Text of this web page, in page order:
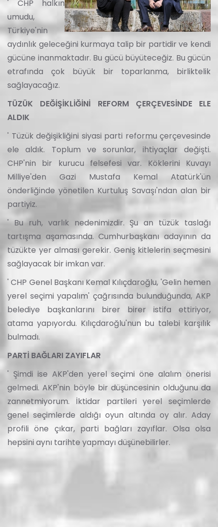
' CHP halkın
umudu,
Türkiye'nin
aydınlık geleceğini kurmaya talip bir partidir ve kendi
gücüne inanmaktadır. Bu gücü büyüteceğiz. Bu gücün
etrafında çok büyük bir toparlanma, birliktelik
sağlayacağız.
TÜZÜK DEĞİŞİKLİĞİNİ REFORM ÇERÇEVESİNDE ELE
ALDIK
' Tüzük değişikliğini siyasi parti reformu çerçevesinde
ele aldık. Toplum ve sorunlar, ihtiyaçlar değişti.
CHP'nin bir kurucu felsefesi var. Köklerini Kuvayı
Milliye'den Gazi Mustafa Kemal Atatürk'ün
önderliğinde yönetilen Kurtuluş Savaşı'ndan alan bir
partiyiz.
' Bu ruh, varlık nedenimizdir. Şu an tüzük taslağı
tartışma aşamasında. Cumhurbaşkanı adayının da
tüzükte yer alması gerekir. Geniş kitlelerin seçmesini
sağlayacak bir imkan var.
' CHP Genel Başkanı Kemal Kılıçdaroğlu, 'Gelin hemen
yerel seçimi yapalım' çağrısında bulunduğunda, AKP
belediye başkanlarını birer birer istifa ettiriyor,
atama yapıyordu. Kılıçdaroğlu'nun bu talebi karşılık
bulmadı.
PARTİ BAĞLARI ZAYIFLAR
' Şimdi ise AKP'den yerel seçimi öne alalım önerisi
gelmedi. AKP'nin böyle bir düşüncesinin olduğunu da
zannetmiyorum. İktidar partileri yerel seçimlerde
genel seçimlerde aldığı oyun altında oy alır. Aday
profili öne çıkar, parti bağları zayıflar. Olsa olsa
hepsini aynı tarihte yapmayı düşünebilirler.